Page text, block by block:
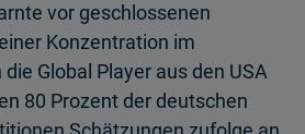
vor geschlossenen
Konzentration im
Global Player aus den USA
80 Prozent der deutschen